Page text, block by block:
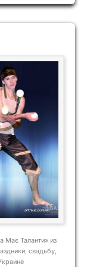
Має Таланти» из
свадьбу,